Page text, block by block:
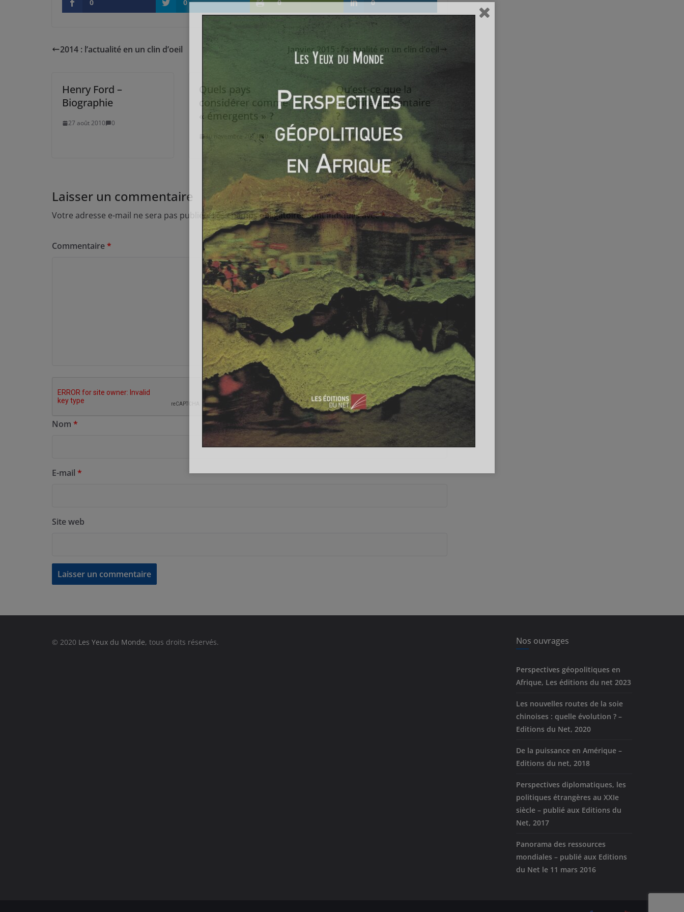
0
0 0 0
2014 : l’actualité en un clin d’oeil Janvier 2015 : l’actualité en un clin d’oeil
Henry Ford –
Biographie
27 août 2010 0
Quels pays
considérer comme
« émergents » ?
30 novembre 2013 0
Qu’est-ce que la
sécurité alimentaire
?
16 février 2015 0
Laisser un commentaire
Votre adresse e-mail ne sera pas publiée.Les champs obligatoires sont indiqués avec*
Commentaire*
Nom *
E-mail *
Site web
© 2020 Les Yeux du Monde, tous droits réservés. Nos ouvrages
Perspectives géopolitiques en
Afrique, Les éditions du net 2023
Les nouvelles routes de la soie
chinoises : quelle évolution ? –
Editions du Net, 2020
De la puissance en Amérique –
Editions du net, 2018
Perspectives diplomatiques, les
politiques étrangères au XXIe
siècle – publié aux Editions du
Net, 2017
Panorama des ressources
mondiales – publié aux Editions
du Net le 11 mars 2016